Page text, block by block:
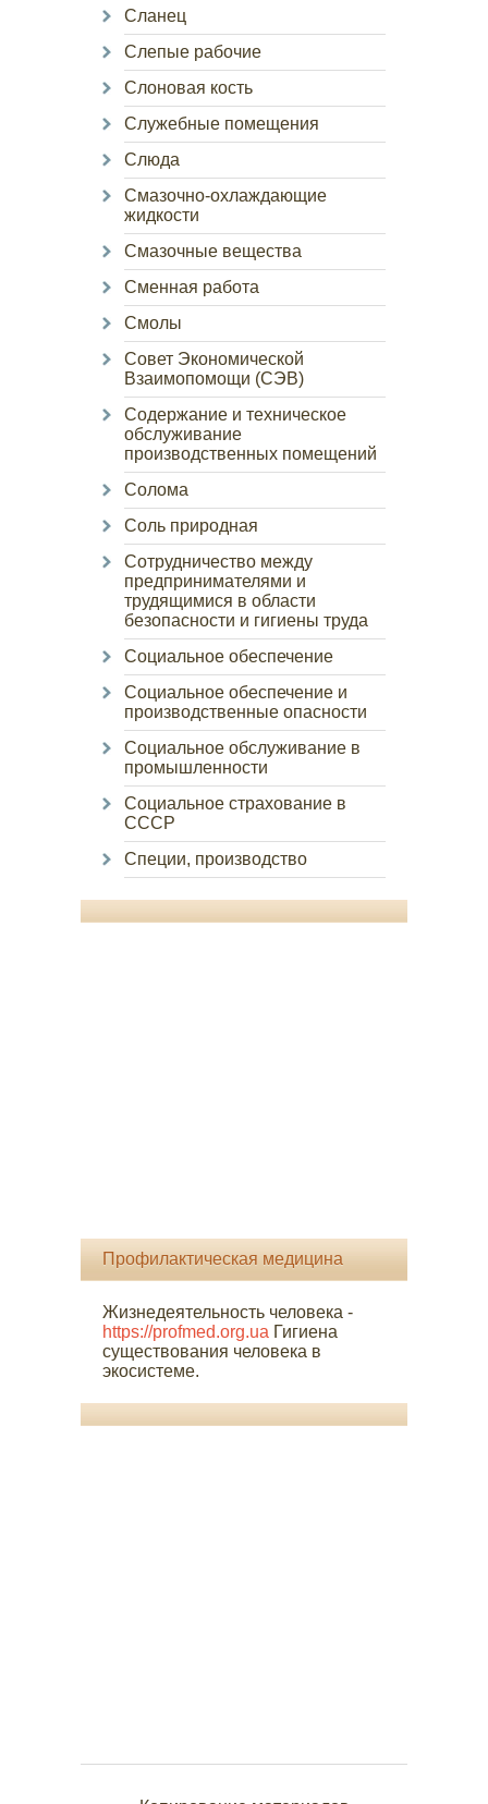
Сланец
Слепые рабочие
Слоновая кость
Служебные помещения
Слюда
Смазочно-охлаждающие
жидкости
Смазочные вещества
Сменная работа
Смолы
Совет Экономической
Взаимопомощи (СЭВ)
Содержание и техническое
обслуживание
производственных помещений
Солома
Соль природная
Сотрудничество между
предпринимателями и
трудящимися в области
безопасности и гигиены труда
Социальное обеспечение
Социальное обеспечение и
производственные опасности
Социальное обслуживание в
промышленности
Социальное страхование в
СССР
Специи, производство
Профилактическая медицина
Жизнедеятельность человека -
https://profmed.org.ua Гигиена
существования человека в
экосистеме.